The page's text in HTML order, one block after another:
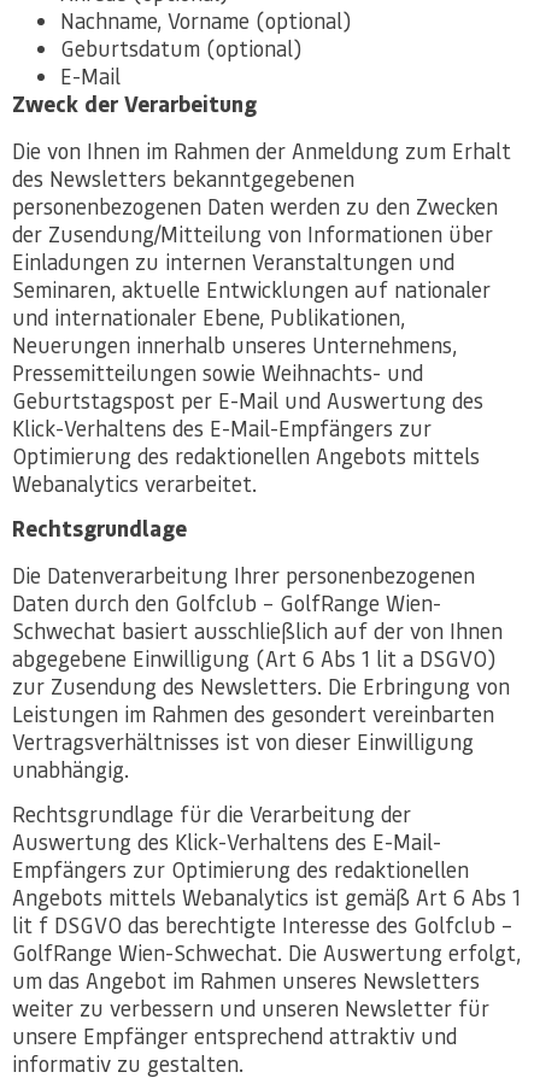
Nachname, Vorname (optional)
Geburtsdatum (optional)
E-Mail
Zweck der Verarbeitung
Die von Ihnen im Rahmen der Anmeldung zum Erhalt
des Newsletters bekanntgegebenen
personenbezogenen Daten werden zu den Zwecken
der Zusendung/Mitteilung von Informationen über
Einladungen zu internen Veranstaltungen und
Seminaren, aktuelle Entwicklungen auf nationaler
und internationaler Ebene, Publikationen,
Neuerungen innerhalb unseres Unternehmens,
Pressemitteilungen sowie Weihnachts- und
Geburtstagspost per E-Mail und Auswertung des
Klick-Verhaltens des E-Mail-Empfängers zur
Optimierung des redaktionellen Angebots mittels
Webanalytics verarbeitet.
Rechtsgrundlage
Die Datenverarbeitung Ihrer personenbezogenen
Daten durch den Golfclub – GolfRange Wien-
Schwechat basiert ausschließlich auf der von Ihnen
abgegebene Einwilligung (Art 6 Abs 1 lit a DSGVO)
zur Zusendung des Newsletters. Die Erbringung von
Leistungen im Rahmen des gesondert vereinbarten
Vertragsverhältnisses ist von dieser Einwilligung
unabhängig.
Rechtsgrundlage für die Verarbeitung der
Auswertung des Klick-Verhaltens des E-Mail-
Empfängers zur Optimierung des redaktionellen
Angebots mittels Webanalytics ist gemäß Art 6 Abs 1
lit f DSGVO das berechtigte Interesse des Golfclub –
GolfRange Wien-Schwechat. Die Auswertung erfolgt,
um das Angebot im Rahmen unseres Newsletters
weiter zu verbessern und unseren Newsletter für
unsere Empfänger entsprechend attraktiv und
informativ zu gestalten.